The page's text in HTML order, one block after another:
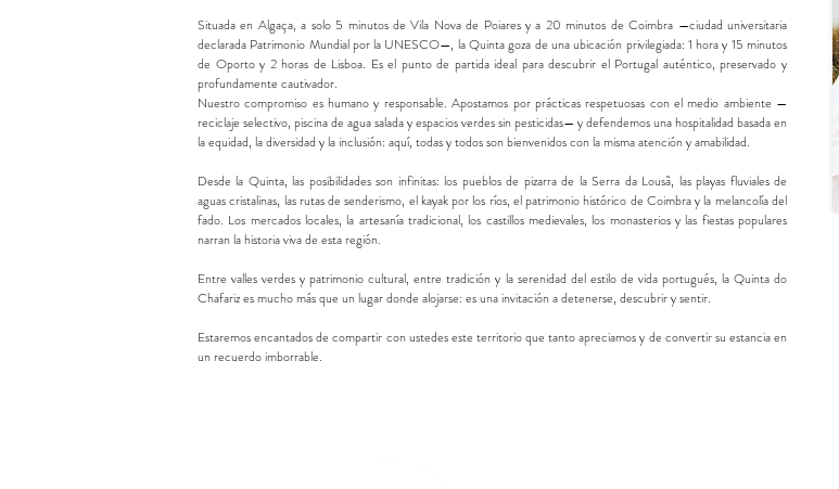
Situada en Algaça, a solo 5 minutos de Vila Nova de Poiares y a 20 minutos de Coimbra —ciudad universitaria
declarada Patrimonio Mundial por la UNESCO—, la Quinta goza de una ubicación privilegiada: 1 hora y 15 minutos
de Oporto y 2 horas de Lisboa. Es el punto de partida ideal para descubrir el Portugal auténtico, preservado y
profundamente cautivador.
Nuestro compromiso es humano y responsable. Apostamos por prácticas respetuosas con el medio ambiente —
reciclaje selectivo, piscina de agua salada y espacios verdes sin pesticidas— y defendemos una hospitalidad basada en
la equidad, la diversidad y la inclusión: aquí, todas y todos son bienvenidos con la misma atención y amabilidad.
Desde la Quinta, las posibilidades son infinitas: los pueblos de pizarra de la Serra da Lousã, las playas fluviales de
aguas cristalinas, las rutas de senderismo, el kayak por los ríos, el patrimonio histórico de Coimbra y la melancolía del
fado. Los mercados locales, la artesanía tradicional, los castillos medievales, los monasterios y las fiestas populares
narran la historia viva de esta región.
Entre valles verdes y patrimonio cultural, entre tradición y la serenidad del estilo de vida portugués, la Quinta do
Chafariz es mucho más que un lugar donde alojarse: es una invitación a detenerse, descubrir y sentir.
Estaremos encantados de compartir con ustedes este territorio que tanto apreciamos y de convertir su estancia en
un recuerdo imborrable.